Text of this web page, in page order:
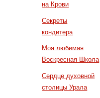
на Крови
Секреты
кондитера
Моя любимая
Воскресная Школа
Сердце духовной
столицы Урала